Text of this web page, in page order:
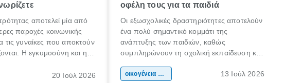
αποτελεί μία από
παροχές κοινωνικής
τις γυναίκες που αποκτούν
Η εγκυμοσύνη και η
στη ζωή κάθε20 Ιούλ 2026
οφέλη τους για τα παιδιά
Οι εξωσχολικές δραστηριότητες αποτελούν
ένα πολύ σημαντικό κομμάτι της
ανάπτυξης των παιδιών, καθώς
συμπληρώνουν τη σχολική εκπαίδευση και
της προσωπικότητας, της κοινωνικότητας
οικογένεια & παιδί 13 Ιούλ 2026